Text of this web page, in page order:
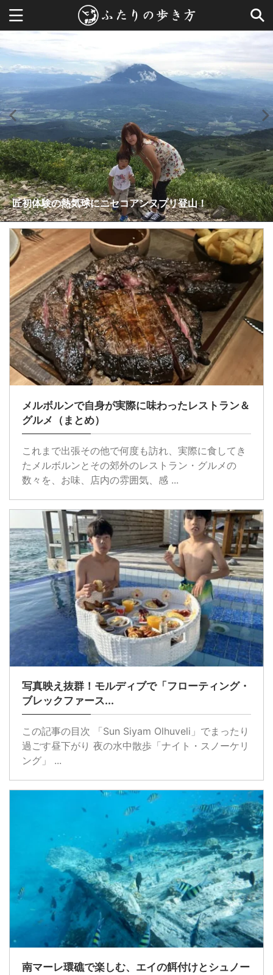
ぶらり、日南海岸国定公園
うぜぇーんだよ、モロッコ人はよぉ！！！
匠初体験の熱気球にニセコアンヌプリ登山！
日焼ケニモマケズ、船酔イニモマケズ･･･
大国の首都では並ぶが勝ち！！（ワシントンDC）
跳人の舞う昼ねぶたに海面に咲く花火！
【イースター島で体験ダイビング】海の中のモアイ像に会
いに行ったら衝撃の事実が判明…
アフリカ大陸最後はケープペンギンで締め！！
こう見るとやっぱ綺麗な街だな、サンフランシスコは
みなとみらいで迎えるお正月 | 3泊4日の小旅行
メルボルンで自身が実際に味わったレストラン＆
グルメ（まとめ）
これまで出張その他で何度も訪れ、実際に食してき
たメルボルンとその郊外のレストラン・グルメの
数々を、お味、店内の雰囲気、感 ...
写真映え抜群！モルディブで「フローティング・
ブレックファース...
この記事の目次 「Sun Siyam Olhuveli」でまったり
過ごす昼下がり 夜の水中散歩「ナイト・スノーケリ
ング」 ...
南マーレ環礁で楽しむ、エイの餌付けとシュノー